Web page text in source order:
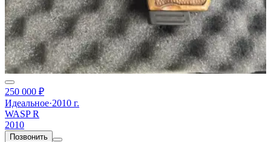
250 000 ₽
Идеальное·2010 г.
WASP R
2010
Позвонить